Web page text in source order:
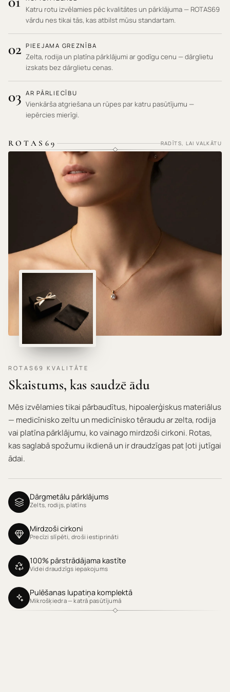
Katru rotu izvēlamies pēc kvalitātes un pārklājuma — ROTAS69
vārdu nes tikai tās, kas atbilst mūsu standartam.
02 PIEEJAMA GREZNĪBA
Zelta, rodija un platīna pārklājumi ar godīgu cenu — dārglietu
izskats bez dārglietu cenas.
03 AR PĀRLIECĪBU
Vienkārša atgriešana un rūpes par katru pasūtījumu —
iepērcies mierīgi.
ROTAS69 RADĪTS, LAI VALKĀTU
HIPOALERĢISKI MATERIĀLI · NEKAIRINA ĀDU ·
ROTAS69 KVALITĀTE
Skaistums, kas saudzē ādu
Mēs izvēlamies tikai pārbaudītus, hipoalerģiskus materiālus
— medicīnisko zeltu un medicīnisko tēraudu ar zelta, rodija
vai platīna pārklājumu, ko vainago mirdzoši cirkoni. Rotas,
kas saglabā spožumu ikdienā un ir draudzīgas pat ļoti jutīgai
ādai.
Dārgmetālu pārklājums
Zelts, rodijs, platīns
Mirdzoši cirkoni
Precīzi slīpēti, droši iestiprināti
100% pārstrādājama kastīte
Videi draudzīgs iepakojums
Pulēšanas lupatiņa komplektā
Mikrošķiedra — katrā pasūtījumā